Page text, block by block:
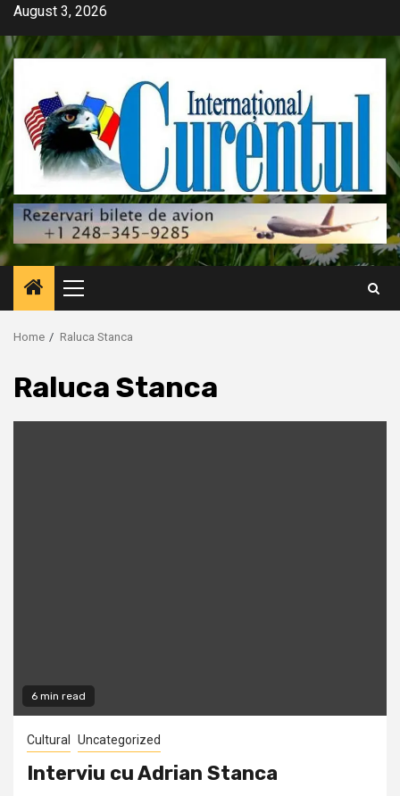
Skip
content
August 3, 2026
Primary
Menu
Home Raluca Stanca
Raluca Stanca
6 min read
Cultural Uncategorized
Interviu cu Adrian Stanca